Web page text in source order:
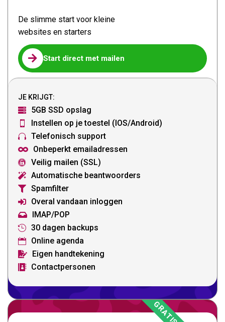
De slimme start voor kleine
websites en starters
 Start direct met mailen
JE KRIJGT:

5GB SSD opslag
 Instellen op je toestel (IOS/Android)
 Telefonisch support
 Onbeperkt emailadressen
 Veilig mailen (SSL)
 Automatische beantwoorders
 Spamfilter
 Overal vandaan inloggen
 IMAP/POP
 30 dagen backups
 Online agenda
 Eigen handtekening
 Contactpersonen